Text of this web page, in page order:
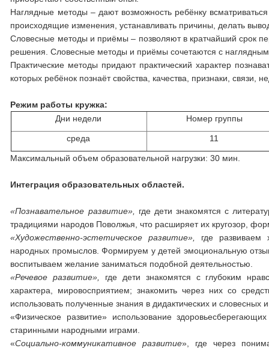
Наглядные методы – дают возможность ребёнку
происходящие изменения, устанавливать причины, делать
Словесные методы и приёмы – позволяют в кратчайший срок
решения. Словесные методы и приёмы сочетаются с
Практические методы придают практический характер
которых ребёнок познаёт свойства, качества, признаки, связи,
Режим работы кружка:
Дни недели
Номер группы
среда 11
Максимальный объем образовательной нагрузки: 30 мин.
Интеграция образовательных областей.
«Познавательное развитие»,
где дети знакомятся с
традициями народов Поволжья, что расширяет их кругозор,
«Художественно-эстетическое развитие»,
где развиваем
народных промыслов. Формируем у детей эмоциональную
воспитываем желание заниматься подобной деятельностью.
«Речевое развитие»,
где дети знакомятся с глубоким
характера, мировосприятием; знакомить через них со
использовать полученные знания в дидактических и словесных
«Физическое развитие» использование
старинными народными играми.
«Социально-коммуникативное развитие», где через